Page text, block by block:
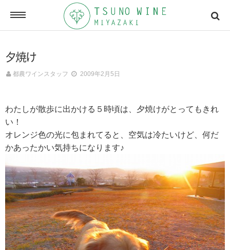
ACCESSMAP
アクセスマップ
CONTACT
お問い合わせ
RECRUIT
求人情報
DATA
夕焼け
都農ワインスタッフ 2009年2月5日
わたしが散歩に出かける５時頃は、夕焼けがとってもきれ
い！
オレンジ色の光に包まれてると、空気は冷たいけど、何だ
かあったかい気持ちになります♪